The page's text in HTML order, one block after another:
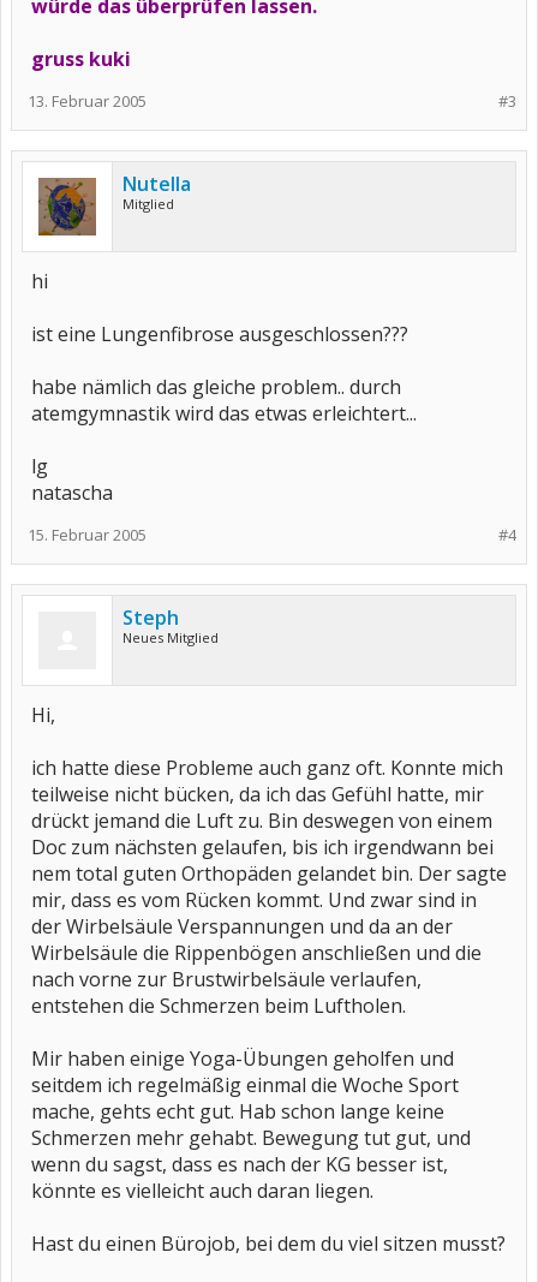
würde das überprüfen lassen.
gruss kuki
#3
13. Februar 2005
Nutella
Mitglied
hi
ist eine Lungenfibrose ausgeschlossen???
habe nämlich das gleiche problem.. durch
atemgymnastik wird das etwas erleichtert...
lg
natascha
#4
15. Februar 2005
Steph
Neues Mitglied
Hi,
ich hatte diese Probleme auch ganz oft. Konnte mich
teilweise nicht bücken, da ich das Gefühl hatte, mir
drückt jemand die Luft zu. Bin deswegen von einem
Doc zum nächsten gelaufen, bis ich irgendwann bei
nem total guten Orthopäden gelandet bin. Der sagte
mir, dass es vom Rücken kommt. Und zwar sind in
der Wirbelsäule Verspannungen und da an der
Wirbelsäule die Rippenbögen anschließen und die
nach vorne zur Brustwirbelsäule verlaufen,
entstehen die Schmerzen beim Luftholen.
Mir haben einige Yoga-Übungen geholfen und
seitdem ich regelmäßig einmal die Woche Sport
mache, gehts echt gut. Hab schon lange keine
Schmerzen mehr gehabt. Bewegung tut gut, und
wenn du sagst, dass es nach der KG besser ist,
könnte es vielleicht auch daran liegen.
Hast du einen Bürojob, bei dem du viel sitzen musst?